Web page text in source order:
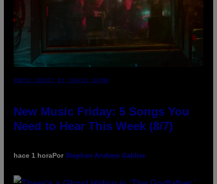
PHOTO CREDIT BY TRAVIS SHINN
New Music Friday: 5 Songs You
Need to Hear This Week (8/7)
hace 1 horaPorStephen Andrew Galiher